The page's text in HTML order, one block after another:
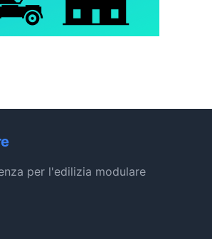
per l'edilizia modulare